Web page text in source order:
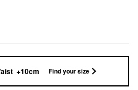
+10cm Find your size